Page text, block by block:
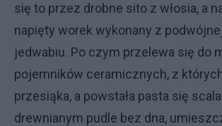
się to przez drobne sito z włosia, a
napięty worek wykonany z
jedwabiu. Po czym przelewa się do
pojemników ceramicznych, z
przesiąka, a powstała pasta się
drewnianym pudle bez dna,